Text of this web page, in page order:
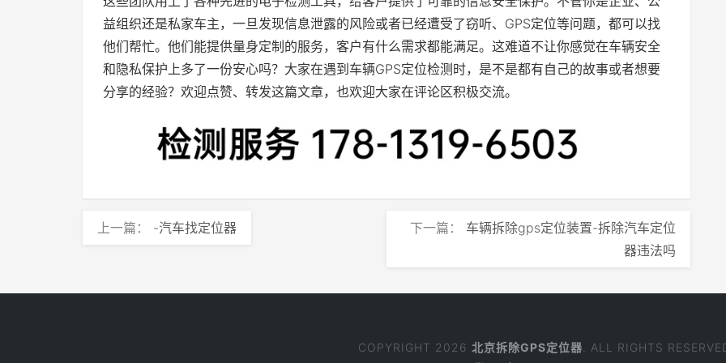
益组织还是私家车主，一旦发现信息泄露的风险或者已经遭受了窃听、GPS定位等问题，都可以找
他们帮忙。他们能提供量身定制的服务，客户有什么需求都能满足。这难道不让你感觉在车辆安全
和隐私保护上多了一份安心吗？大家在遇到车辆GPS定位检测时，是不是都有自己的故事或者想要
分享的经验？欢迎点赞、转发这篇文章，也欢迎大家在评论区积极交流。
上一篇： -汽车找定位器 下一篇： 车辆拆除gps定位装置-拆除汽车定位
器违法吗
COPYRIGHT 2026 北京拆除GPS定位器 . ALL RIGHTS